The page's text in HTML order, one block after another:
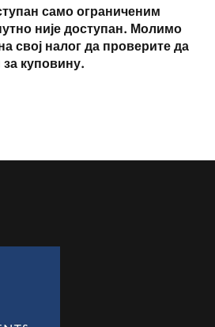
само ограниченим
није доступан. Молимо
свој налог да проверите да
куповину.